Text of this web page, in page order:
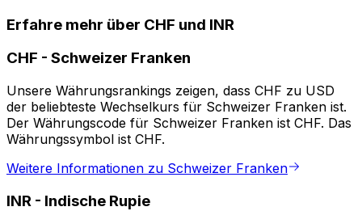
Erfahre mehr über CHF und INR
CHF - Schweizer Franken
Unsere Währungsrankings zeigen, dass CHF zu USD
der beliebteste Wechselkurs für Schweizer Franken ist.
Der Währungscode für Schweizer Franken ist CHF. Das
Währungssymbol ist CHF.
Weitere Informationen zu Schweizer Franken
INR - Indische Rupie